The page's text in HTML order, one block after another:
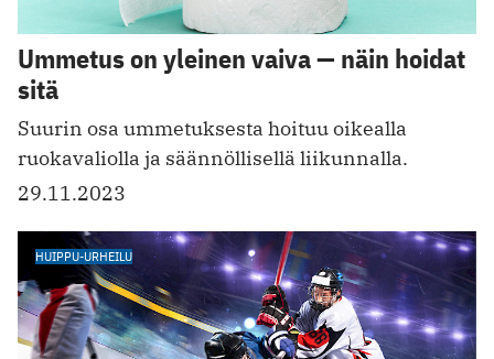
Ummetus on yleinen vaiva — näin hoidat
sitä
Suurin osa ummetuksesta hoituu oikealla
ruokavaliolla ja säännöllisellä liikunnalla.
29.11.2023
HUIPPU-URHEILU